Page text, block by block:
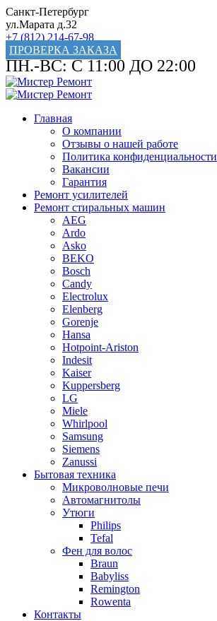
Санкт-Петербург
ул.Марата д.32
+7 (812) 214-67-98
ПРОВЕРКА ЗАКАЗА
ПН.-ВС: С 11:00 ДО 22:00
Главная
О компании
Отзывы о нашей работе
Политика конфиденциальности
Вакансии
Гарантия
Ремонт усилителей
Ремонт стиральных машин
AEG
Ardo
Asko
BEKO
Bosch
Candy
Electrolux
Elenberg
Gorenje
Hansa
Hotpoint-Ariston
Indesit
Kaiser
Kuppersberg
LG
Miele
Whirlpool
Samsung
Siemens
Zanussi
Бытовая техника
Микроволновые печи
Автомагнитолы
Утюги
Philips
Tefal
Фен для волос
Braun
Babyliss
Remington
Rowenta
Контакты